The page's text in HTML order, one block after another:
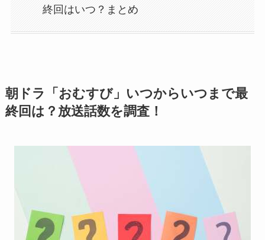
終回はいつ？まとめ
朝ドラ「おむすび」いつからいつまで最
終回は？放送話数を調査！